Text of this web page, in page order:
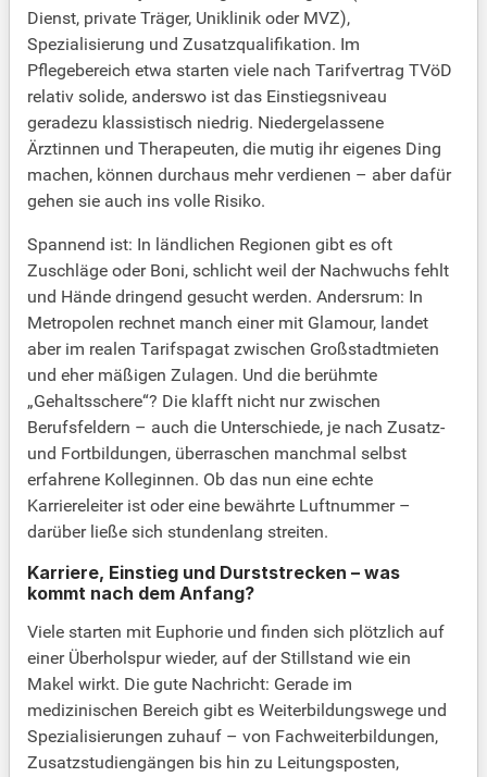
Dienst, private Träger, Uniklinik oder MVZ),
Spezialisierung und Zusatzqualifikation. Im
Pflegebereich etwa starten viele nach Tarifvertrag TVöD
relativ solide, anderswo ist das Einstiegsniveau
geradezu klassistisch niedrig. Niedergelassene
Ärztinnen und Therapeuten, die mutig ihr eigenes Ding
machen, können durchaus mehr verdienen – aber dafür
gehen sie auch ins volle Risiko.
Spannend ist: In ländlichen Regionen gibt es oft
Zuschläge oder Boni, schlicht weil der Nachwuchs fehlt
und Hände dringend gesucht werden. Andersrum: In
Metropolen rechnet manch einer mit Glamour, landet
aber im realen Tarifspagat zwischen Großstadtmieten
und eher mäßigen Zulagen. Und die berühmte
„Gehaltsschere“? Die klafft nicht nur zwischen
Berufsfeldern – auch die Unterschiede, je nach Zusatz-
und Fortbildungen, überraschen manchmal selbst
erfahrene Kolleginnen. Ob das nun eine echte
Karriereleiter ist oder eine bewährte Luftnummer –
darüber ließe sich stundenlang streiten.
Karriere, Einstieg und Durststrecken – was
kommt nach dem Anfang?
Viele starten mit Euphorie und finden sich plötzlich auf
einer Überholspur wieder, auf der Stillstand wie ein
Makel wirkt. Die gute Nachricht: Gerade im
medizinischen Bereich gibt es Weiterbildungswege und
Spezialisierungen zuhauf – von Fachweiterbildungen,
Zusatzstudiengängen bis hin zu Leitungsposten,